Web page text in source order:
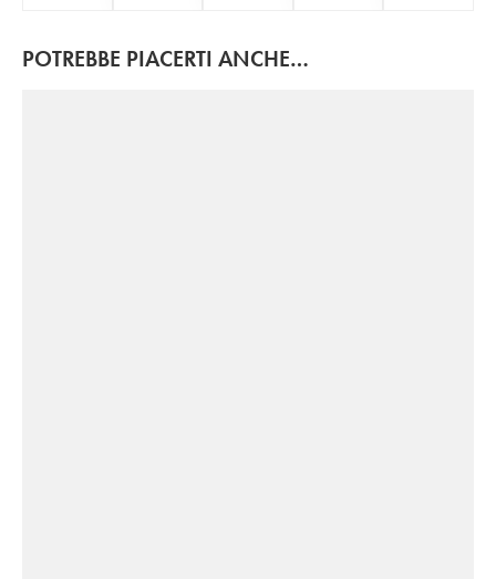
POTREBBE PIACERTI ANCHE…